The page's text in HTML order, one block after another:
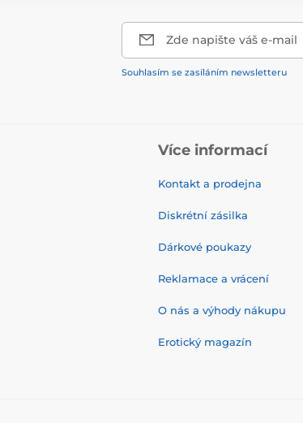
Zde napište váš e-mail
Souhlasím se zasíláním newsletteru
Více informací
Kontakt a prodejna
Diskrétní zásilka
Dárkové poukazy
Reklamace a vrácení
O nás a výhody nákupu
Erotický magazín